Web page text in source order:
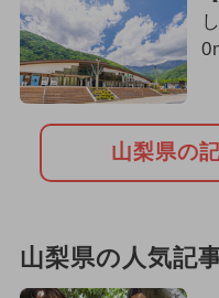
山梨県の
山梨県の人気記